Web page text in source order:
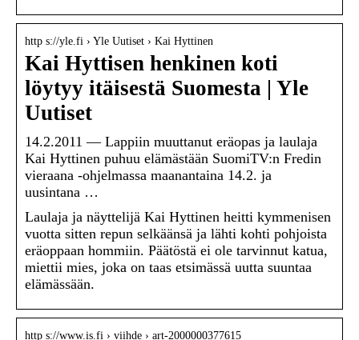
http s://yle.fi › Yle Uutiset › Kai Hyttinen
Kai Hyttisen henkinen koti
löytyy itäisestä Suomesta | Yle
Uutiset
14.2.2011 — Lappiin muuttanut eräopas ja laulaja
Kai Hyttinen puhuu elämästään SuomiTV:n Fredin
vieraana -ohjelmassa maanantaina 14.2. ja
uusintana …
Laulaja ja näyttelijä Kai Hyttinen heitti kymmenisen
vuotta sitten repun selkäänsä ja lähti kohti pohjoista
eräoppaan hommiin. Päätöstä ei ole tarvinnut katua,
miettii mies, joka on taas etsimässä uutta suuntaa
elämässään.
http s://www.is.fi › viihde › art-2000000377615